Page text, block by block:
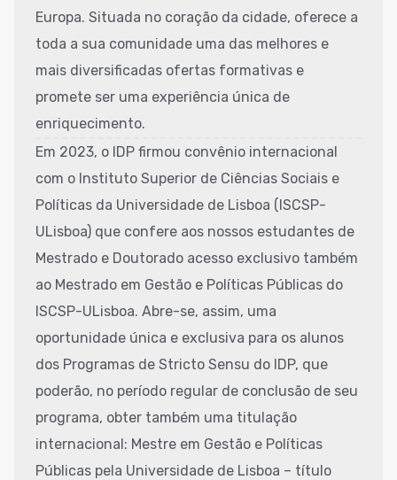
Europa. Situada no coração da cidade, oferece a
toda a sua comunidade uma das melhores e
mais diversificadas ofertas formativas e
promete ser uma experiência única de
enriquecimento.
Em 2023, o IDP firmou convênio internacional
com o Instituto Superior de Ciências Sociais e
Políticas da Universidade de Lisboa (ISCSP-
ULisboa) que confere aos nossos estudantes de
Mestrado e Doutorado acesso exclusivo também
ao Mestrado em Gestão e Políticas Públicas do
ISCSP-ULisboa. Abre-se, assim, uma
oportunidade única e exclusiva para os alunos
dos Programas de Stricto Sensu do IDP, que
poderão, no período regular de conclusão de seu
programa, obter também uma titulação
internacional: Mestre em Gestão e Políticas
Públicas pela Universidade de Lisboa – título